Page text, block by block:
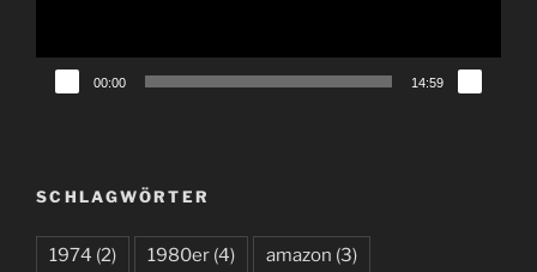
00:00 14:59
SCHLAGWÖRTER
1974 (2) 1980er (4) amazon (3)